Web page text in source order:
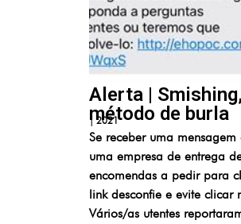
Alerta |
método de burla
| 2021
Se receber uma mensagem
uma empresa de entrega
encomendas a pedir para
link desconfie e evite clicar
Vários/as utentes